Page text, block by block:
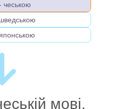
чеською
мові.